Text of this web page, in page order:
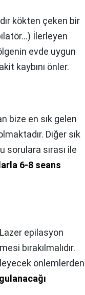
kökten çeken bir
İlerleyen
evde uygun
kaybını önler.
bize en sık gelen
Diğer sık
sorulara sırası ile
6-8 seans
Lazer epilasyon
bırakılmalıdır.
önlemlerden